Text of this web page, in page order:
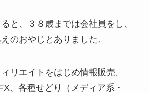
と、３８歳までは会社員をし、
のおやじとありました。
リエイトをはじめ情報販売、
、各種せどり（メディア系・